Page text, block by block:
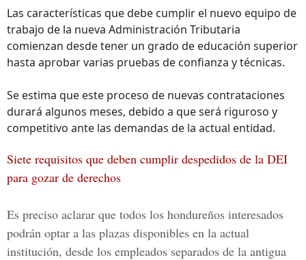
Las características que debe cumplir el nuevo equipo de
trabajo de la nueva Administración Tributaria
comienzan desde tener un grado de educación superior
hasta aprobar varias pruebas de confianza y técnicas.
Se estima que este proceso de nuevas contrataciones
durará algunos meses, debido a que será riguroso y
competitivo ante las demandas de la actual entidad.
Siete requisitos que deben cumplir despedidos de la DEI
para gozar de derechos
Es preciso aclarar que todos los hondureños interesados
podrán optar a las plazas disponibles en la actual
institución, desde los empleados separados de la antigua